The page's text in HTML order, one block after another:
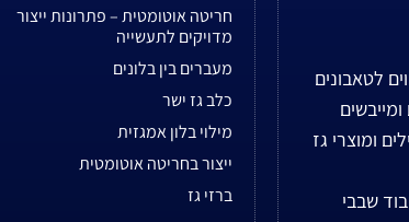
לטאבונים
ומוצרי גז
שבבי
חריטה אוטומטית – פתרונות ייצור
מדויקים לתעשייה
מעברים בין בלונים
כלב גז ישר
מילוי בלון אמגזית
ייצור בחריטה אוטומטית
ברזי גז